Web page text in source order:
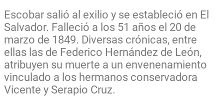
Escobar salió al exilio y se estableció en El
Salvador. Falleció a los 51 años el 20 de
marzo de 1849. Diversas crónicas, entre
ellas las de Federico Hernández de León,
atribuyen su muerte a un envenenamiento
vinculado a los hermanos conservadora
Vicente y Serapio Cruz.